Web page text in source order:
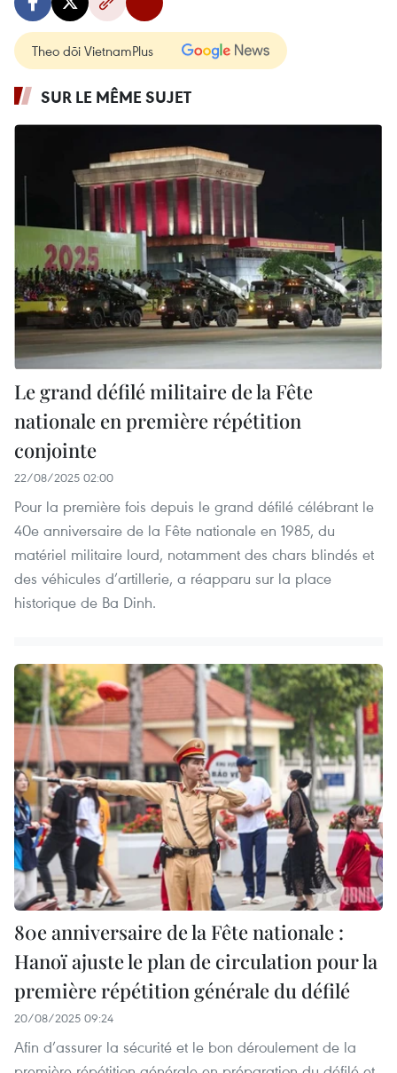
Theo dõi VietnamPlus
SUR LE MÊME SUJET
Le grand défilé militaire de la Fête
nationale en première répétition
conjointe
22/08/2025 02:00
Pour la première fois depuis le grand défilé célébrant le
40e anniversaire de la Fête nationale en 1985, du
matériel militaire lourd, notamment des chars blindés et
des véhicules d’artillerie, a réapparu sur la place
historique de Ba Dinh.
80e anniversaire de la Fête nationale :
Hanoï ajuste le plan de circulation pour la
première répétition générale du défilé
20/08/2025 09:24
Afin d’assurer la sécurité et le bon déroulement de la